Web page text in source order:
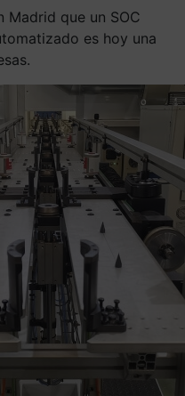
Madrid que un SOC
es hoy una